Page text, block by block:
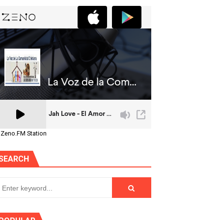
Station